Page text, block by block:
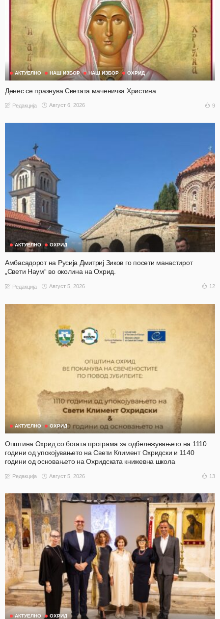
АКТУЕЛНО НАШ ИЗБОР НАШ ИЗБОР ОХРИД
Денес се празнува Светата маченичка Христина
Редакција Август 6, 2026 9
АКТУЕЛНО ОХРИД
Амбасадорот на Русија Дмитриј Зиков го посети манастирот
„Свети Наум“ во околина на Охрид.
Редакција Август 5, 2026 12
АКТУЕЛНО ОХРИД
Општина Охрид со богата програма за одбележувањето на 1110
години од упокојувањето на Свети Климент Охридски и 1140
години од основањето на Охридската книжевна школа
Редакција Август 5, 2026 13
АКТУЕЛНО ОХРИД